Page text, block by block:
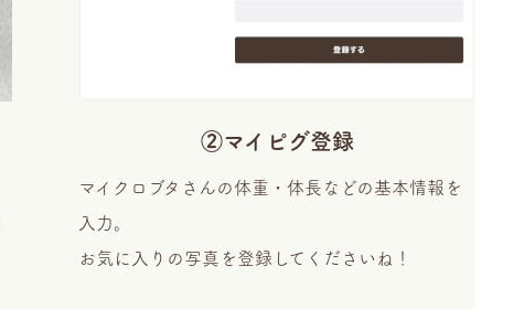
②マイピグ登録
マイクロブタさんの体重・体長などの基本情報を
入力。
お気に入りの写真を登録してくださいね！